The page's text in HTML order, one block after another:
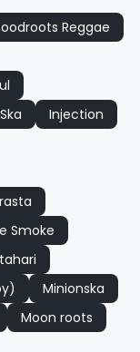
Reggae
Injection
Smoke
Minionska
Moon roots